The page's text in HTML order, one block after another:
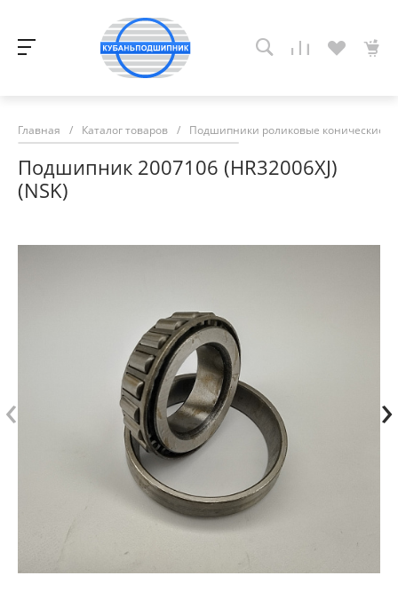
Главная / Каталог товаров / Подшипники роликовые конические
Подшипник 2007106 (HR32006ХJ)
(NSK)
‹ ›